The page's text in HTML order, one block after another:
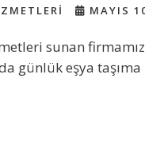
MAYIS
sunan
günlük eşya